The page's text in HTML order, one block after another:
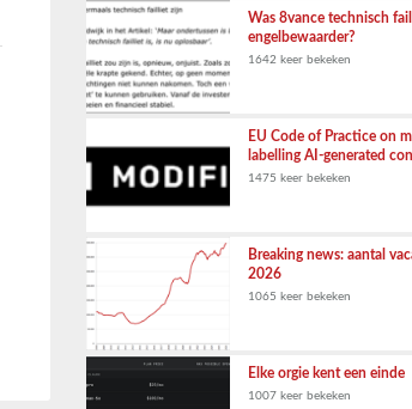
Was 8vance technisch
engelbewaarder?
1642 keer bekeken
EU Code of Practice on
labelling AI-generated
1475 keer bekeken
Breaking news: aantal
2026
1065 keer bekeken
Elke orgie kent een einde
1007 keer bekeken